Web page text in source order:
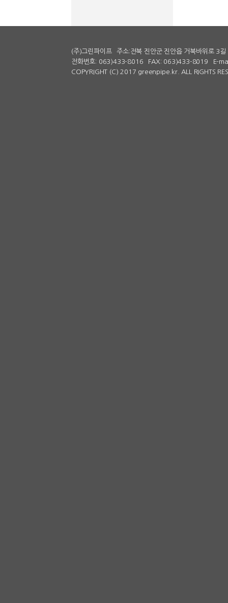
(주)그린파이프
주소:전북 진안군 진안읍 거북바위로 3
전화번호: 063)433-8016
FAX: 063)433-8019
E-
COPYRIGHT (C) 2017 greenpipe.kr. ALL RIGHTS